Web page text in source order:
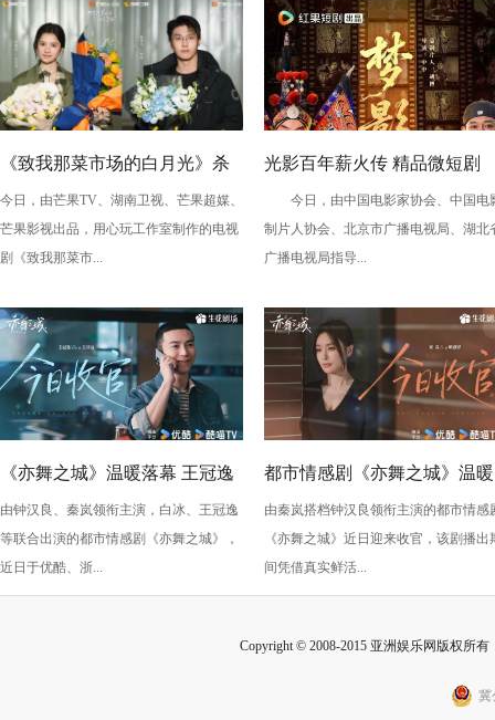
《致我那菜市场的白月光》杀
青 张婧仪陈靖可心向野互成光
今日，由芒果TV、湖南卫视、芒果超媒、
芒果影视出品，用心玩工作室制作的电视
剧《致我那菜市...
光影百年薪火传 精品微短剧
《梦影》定档 敬贺中国电影
周年
今日，由中国电影家协会、中国电
制片人协会、北京市广播电视局、湖北
广播电视局指导...
《亦舞之城》温暖落幕 王冠逸
诠释出成年人的克制与深情
由钟汉良、秦岚领衔主演，白冰、王冠逸
等联合出演的都市情感剧《亦舞之城》，
近日于优酷、浙...
都市情感剧《亦舞之城》温暖
收官 秦岚以克制感演技打动
众
由秦岚搭档钟汉良领衔主演的都市情感
《亦舞之城》近日迎来收官，该剧播出
间凭借真实鲜活...
Copyright © 2008-2015 亚洲娱乐网版权所
冀